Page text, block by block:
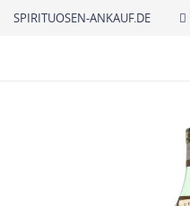
SPIRITUOSEN-ANKAUF.DE